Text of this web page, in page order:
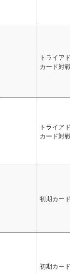
トライア
カード対
トライア
カード対
初期カード
初期カード